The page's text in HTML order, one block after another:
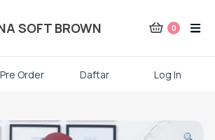
SOFT BROWN 0
Pre Order Daftar Log In
kaki